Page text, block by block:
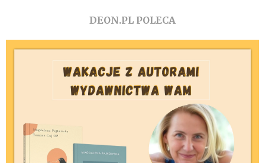
DEON.PL POLECA